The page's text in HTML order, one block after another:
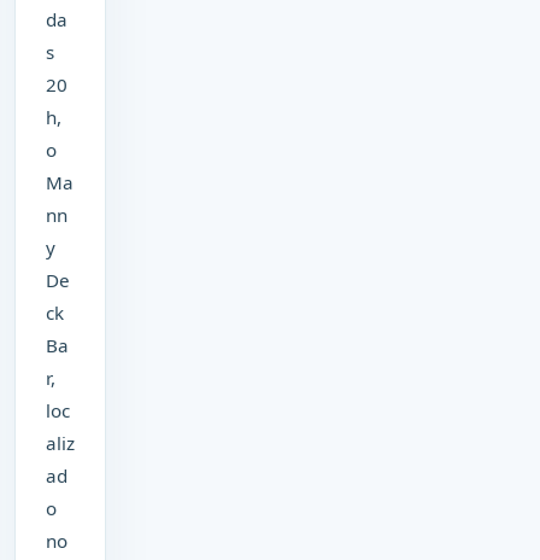
da
s
20
h,
o
Ma
nn
y
De
ck
Ba
r,
loc
aliz
ad
o
no